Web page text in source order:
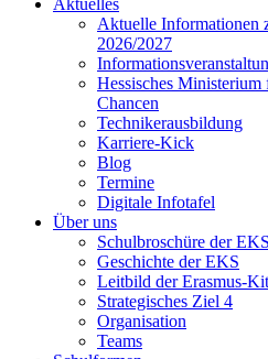
Aktuelles
Aktuelle Informationen
2026/2027
Hessisches
Chancen
Technikerausbildung
Karriere-Kick
Blog
Termine
Digitale Infotafel
Über uns
Schulbroschüre der
Geschichte der EKS
Leitbild der Erasmus-
Strategisches Ziel 4
Organisation
Teams